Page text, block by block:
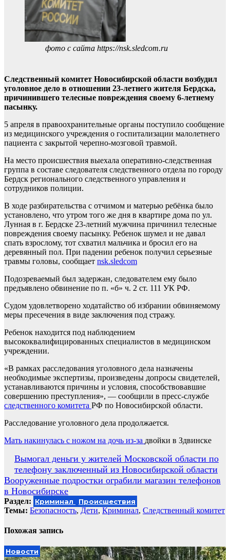
фото с сайта https://nsk.sledcom.ru
Следственный комитет Новосибирской области возбудил
уголовное дело в отношении 23-летнего жителя Бердска,
причинившего телесные повреждения своему 6-летнему
пасынку.
5 апреля в правоохранительные органы поступило сообщение
из медицинского учреждения о госпитализации малолетнего
пациента с закрытой черепно-мозговой травмой.
На место происшествия выехала оперативно-следственная
группа в составе следователя следственного отдела по городу
Бердск регионального следственного управления и
сотрудников полиции.
В ходе разбирательства с отчимом и матерью ребёнка было
установлено, что утром того же дня в квартире дома по ул.
Лунная в г. Бердске 23-летний мужчина причинил телесные
повреждения своему пасынку. Ребенок шумел и не давал
спать взрослому, тот схватил мальчика и бросил его на
деревянный пол. При падении ребенок получил серьезные
травмы головы, сообщает nsk.sledcom
Подозреваемый был задержан, следователем ему было
предъявлено обвинение по п. «б» ч. 2 ст. 111 УК РФ.
Судом удовлетворено ходатайство об избрании обвиняемому
меры пресечения в виде заключения под стражу.
Ребенок находится под наблюдением
высококвалифицированных специалистов в медицинском
учреждении.
«В рамках расследования уголовного дела назначены
необходимые экспертизы, произведены допросы свидетелей,
устанавливаются причины и условия, способствовавшие
совершению преступления», — сообщили в пресс-службе
следственного комитета РФ по Новосибирской области.
Расследование уголовного дела продолжается.
Мать накинулась с ножом на дочь из-за двойки в Здвинске
Навигация
по
записям
Вымогал деньги у жителей Московской области по
телефону заключенный из Новосибирской области
Вооруженные подростки ограбили магазин телефонов
в Новосибирске
Раздел: Криминал Происшествия
Темы: Безопасность, Дети, Криминал, Следственный комитет
Похожая запись
Новости